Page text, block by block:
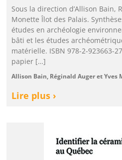
Sous la direction d’Allison Bain,
Monette Îlot des Palais.
études en archéologie
bâti et les études
matérielle. ISBN 978-2-923663-
papier […]
Allison Bain, Réginald Auger et Yves
Lire plus ›